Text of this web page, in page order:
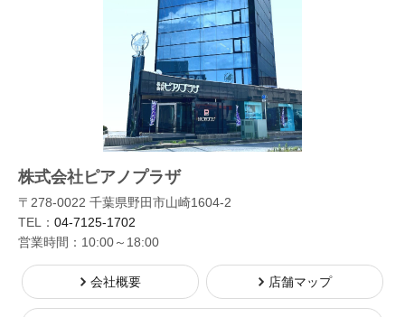
株式会社ピアノプラザ
〒278-0022 千葉県野田市山崎1604-2
TEL： 04-7125-1702
営業時間：10:00～18:00
会社概要 店舗マップ